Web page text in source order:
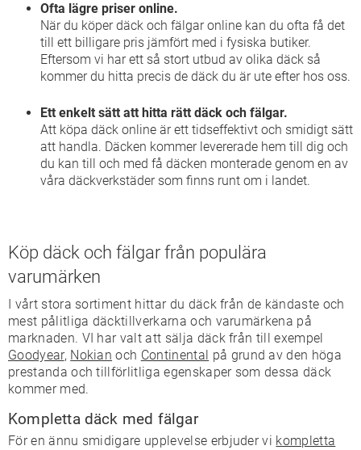
Ofta lägre priser online.
När du köper däck och fälgar online kan du ofta få det
till ett billigare pris jämfört med i fysiska butiker.
Eftersom vi har ett så stort utbud av olika däck så
kommer du hitta precis de däck du är ute efter hos oss.
Ett enkelt sätt att hitta rätt däck och fälgar.
Att köpa däck online är ett tidseffektivt och smidigt sätt
att handla. Däcken kommer levererade hem till dig och
du kan till och med få däcken monterade genom en av
våra däckverkstäder som finns runt om i landet.
Köp däck och fälgar från populära
varumärken
I vårt stora sortiment hittar du däck från de kändaste och
mest pålitliga däcktillverkarna och varumärkena på
marknaden. VI har valt att sälja däck från till exempel
Goodyear, Nokian och Continental på grund av den höga
prestanda och tillförlitliga egenskaper som dessa däck
kommer med.
Kompletta däck med fälgar
För en ännu smidigare upplevelse erbjuder vi kompletta